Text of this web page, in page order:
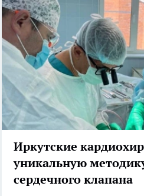
Иркутские
уникальную
сердечного клапана